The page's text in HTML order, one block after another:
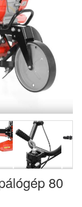
80